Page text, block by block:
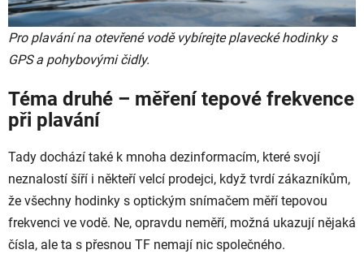
Pro plavání na otevřené vodě vybírejte plavecké hodinky s
GPS a pohybovými čidly.
Téma druhé – měření tepové frekvence
při plavání
Tady dochází také k mnoha dezinformacím, které svojí
neznalostí šíří i někteří velcí prodejci, když tvrdí zákazníkům,
že všechny hodinky s optickým snímačem měří tepovou
frekvenci ve vodě. Ne, opravdu neměří, možná ukazují nějaká
čísla, ale ta s přesnou TF nemají nic společného.